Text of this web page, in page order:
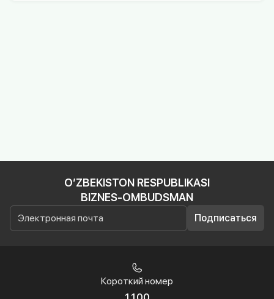
O’ZBEKISTON RESPUBLIKASI
BIZNES-OMBUDSMAN
Подписаться
Короткий номер